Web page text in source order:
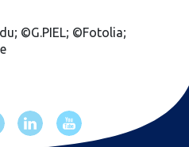
©G.PIEL; ©Fotolia;